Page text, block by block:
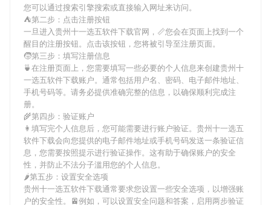
您可以通过搜索引擎搜索或直接输入网址来访问。
⛺️第二步：点击注册按钮
一旦进入贵州十一选五软件下载官网，📏您会在页面上找到一个
醒目的注册按钮。点击该按钮，您将被引导至注册页面。
🧒第三步：填写注册信息
🍵在注册页面上，您需要填写一些必要的个人信息来创建贵州十
一选五软件下载账户。通常包括用户名、密码、电子邮件地址、
手机号码等。请务必提供准确完整的信息，以确保顺利完成注
册。
🌾第四步：验证账户
👩填写完个人信息后，您可能需要进行账户验证。 贵州十一选五
软件下载会向您提供的电子邮件地址或手机号码发送一条验证信
息，您需要按照提示进行验证操作。这有助于确保账户的安全
性，并防止不法分子滥用您的个人信息。
🌶第五步：设置安全选项
贵州十一选五软件下载通常要求您设置一些安全选项，以增强账
户的安全性。🚈例如，可以设置安全问题和答案，启用两步验证